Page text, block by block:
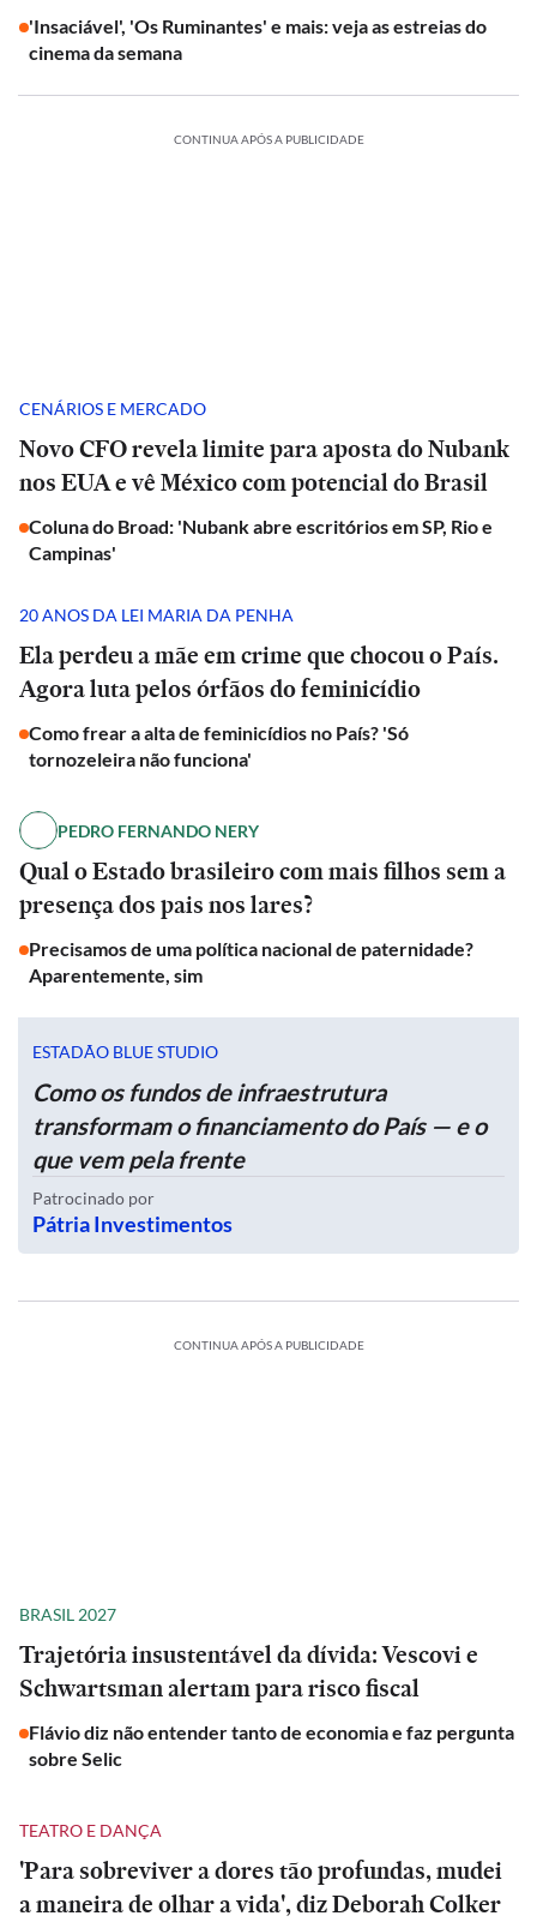
'Insaciável', 'Os Ruminantes' e mais: veja as estreias do
cinema da semana
CONTINUA APÓS A PUBLICIDADE
CENÁRIOS E MERCADO
Novo CFO revela limite para aposta do Nubank
nos EUA e vê México com potencial do Brasil
Coluna do Broad: 'Nubank abre escritórios em SP, Rio e
Campinas'
20 ANOS DA LEI MARIA DA PENHA
Ela perdeu a mãe em crime que chocou o País.
Agora luta pelos órfãos do feminicídio
Como frear a alta de feminicídios no País? 'Só
tornozeleira não funciona'
PEDRO FERNANDO NERY
Qual o Estado brasileiro com mais filhos sem a
presença dos pais nos lares?
Precisamos de uma política nacional de paternidade?
Aparentemente, sim
ESTADÃO BLUE STUDIO
Como os fundos de infraestrutura
transformam o financiamento do País — e o
que vem pela frente
Patrocinado por
Pátria Investimentos
CONTINUA APÓS A PUBLICIDADE
BRASIL 2027
Trajetória insustentável da dívida: Vescovi e
Schwartsman alertam para risco fiscal
Flávio diz não entender tanto de economia e faz pergunta
sobre Selic
TEATRO E DANÇA
'Para sobreviver a dores tão profundas, mudei
a maneira de olhar a vida', diz Deborah Colker